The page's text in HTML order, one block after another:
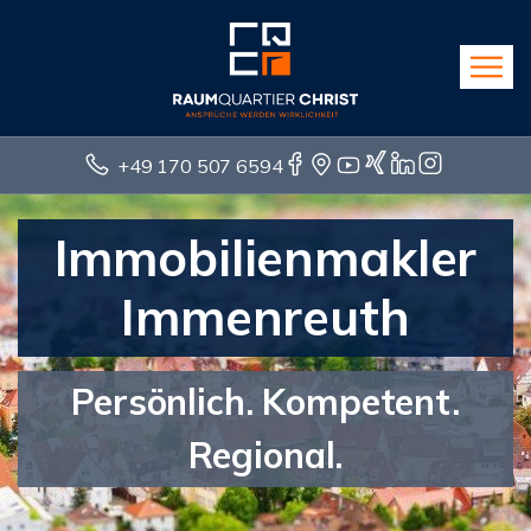
+49 170 507 6594
Immobilienmakler
Immenreuth
Persönlich. Kompetent.
Regional.